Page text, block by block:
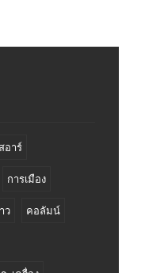
อาร์
การเมือง
ว คอลัมน์